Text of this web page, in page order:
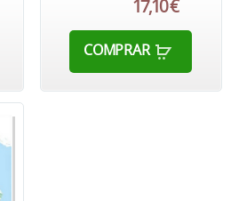
17,10 €
COMPRAR